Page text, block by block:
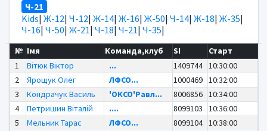
Ч-21
Kids| Ж-12| Ч-12| Ж-14| Ж-16| Ж-50| Ч-14| Ж-18| Ж-35|
Ч-16| Ч-50| Ж-21| Ч-18| Ч-21| Ч-35|
№ Імя Команда,клуб SI
Старт
1
Вітюк Віктор ... 1409744 10:30:00
2
Ярощук Олег ЛФСО... 1000469 10:32:00
3
Кондрачук Василь 'ОКСО'Равл... 8006856 10:34:00
4
Петришин Віталій .... 8099103
10:36:00
5
Мельник Тарас ЛФСО... 8099104 10:38:00